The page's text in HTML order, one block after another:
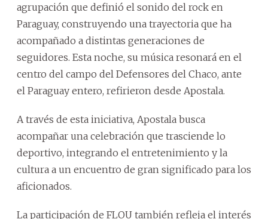
agrupación que definió el sonido del rock en
Paraguay, construyendo una trayectoria que ha
acompañado a distintas generaciones de
seguidores. Esta noche, su música resonará en el
centro del campo del Defensores del Chaco, ante
el Paraguay entero, refirieron desde Apostala.
A través de esta iniciativa, Apostala busca
acompañar una celebración que trasciende lo
deportivo, integrando el entretenimiento y la
cultura a un encuentro de gran significado para los
aficionados.
La participación de FLOU también refleja el interés